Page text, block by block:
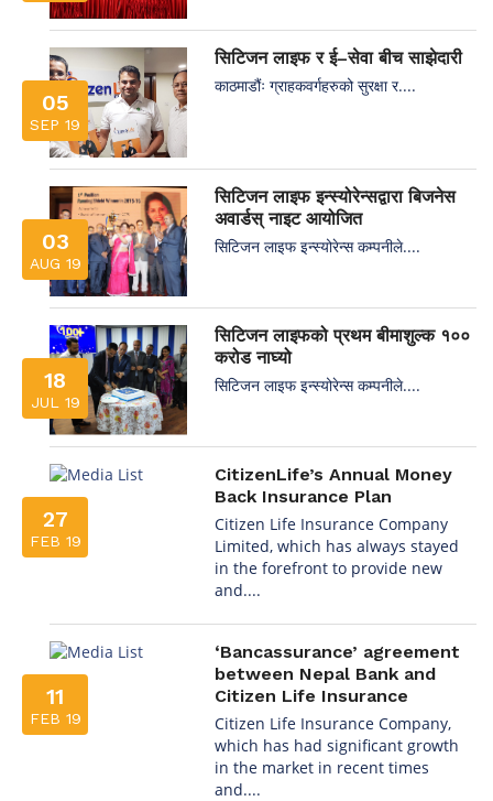
05
SEP 19
सिटिजन लाइफ र ई–सेवा बीच साझेदारी
काठमाडौंः ग्राहकवर्गहरुको सुरक्षा र....
03
AUG 19
सिटिजन लाइफ इन्स्योरेन्सद्वारा बिजनेस
अवार्डस् नाइट आयोजित
सिटिजन लाइफ इन्स्योरेन्स कम्पनीले....
18
JUL 19
सिटिजन लाइफको प्रथम बीमाशुल्क १००
करोड नाघ्यो
सिटिजन लाइफ इन्स्योरेन्स कम्पनीले....
27
FEB 19
CitizenLife’s Annual Money
Back Insurance Plan
Citizen Life Insurance Company
Limited, which has always stayed
in the forefront to provide new
and....
11
FEB 19
‘Bancassurance’ agreement
between Nepal Bank and
Citizen Life Insurance
Citizen Life Insurance Company,
which has had significant growth
in the market in recent times
and....